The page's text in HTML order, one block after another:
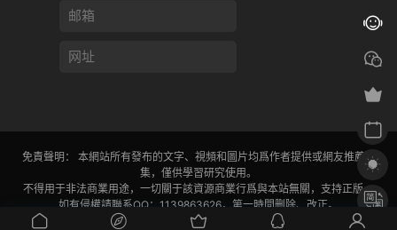
免責聲明： 本網站所有發布的文字、視頻和圖片均爲作者提供或網友推薦收
集，僅供學習研究使用。
不得用于非法商業用途，一切關于該資源商業行爲與本站無關，支持正版。
如有侵權請聯系QQ：1139863626，第一時間删除、改正。
閩ICP備2024030531号-1